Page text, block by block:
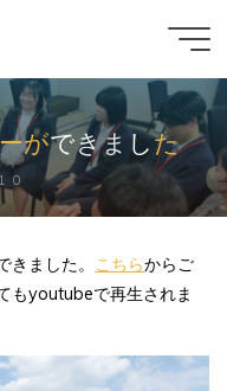
ができ
き ました
ました。 こちらからご
もyoutubeで再生されま